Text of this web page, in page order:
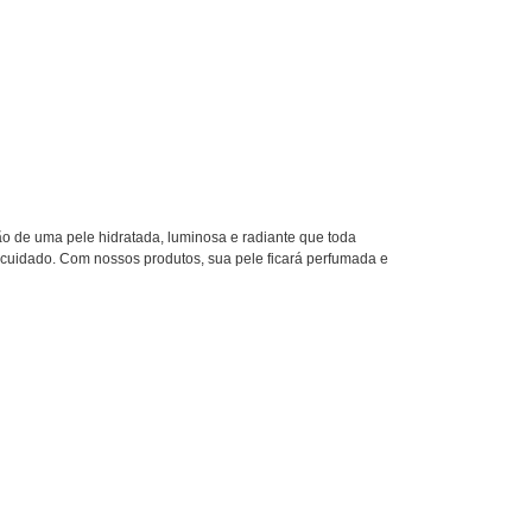
de uma pele hidratada, luminosa e radiante que toda
Com nossos produtos, sua pele ficará perfumada e